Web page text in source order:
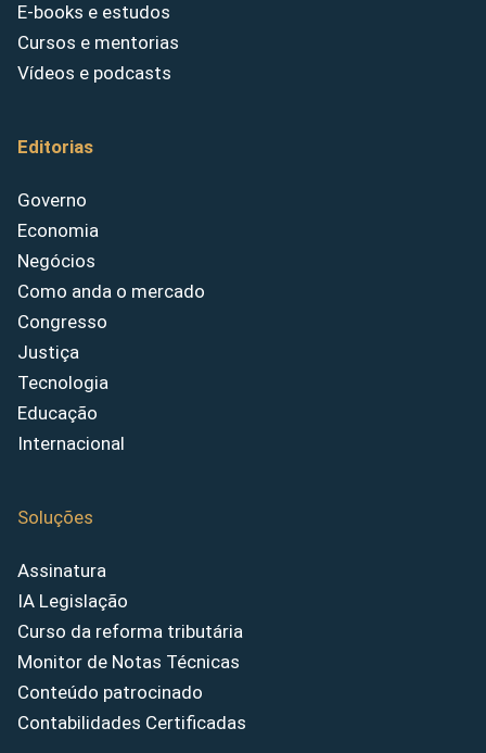
E-books e estudos
Cursos e mentorias
Vídeos e podcasts
Editorias
Governo
Economia
Negócios
Como anda o mercado
Congresso
Justiça
Tecnologia
Educação
Internacional
Soluções
Assinatura
IA Legislação
Curso da reforma tributária
Monitor de Notas Técnicas
Conteúdo patrocinado
Contabilidades Certificadas